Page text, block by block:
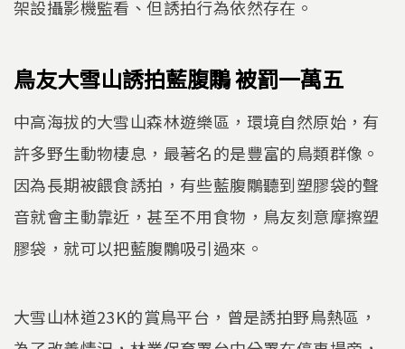
架設攝影機監看、但誘拍行為依然存在。
鳥友大雪山誘拍藍腹鷴 被罰一萬五
中高海拔的大雪山森林遊樂區，環境自然原始，有
許多野生動物棲息，最著名的是豐富的鳥類群像。
因為長期被餵食誘拍，有些藍腹鷴聽到塑膠袋的聲
音就會主動靠近，甚至不用食物，鳥友刻意摩擦塑
膠袋，就可以把藍腹鷴吸引過來。
大雪山林道23K的賞鳥平台，曾是誘拍野鳥熱區，